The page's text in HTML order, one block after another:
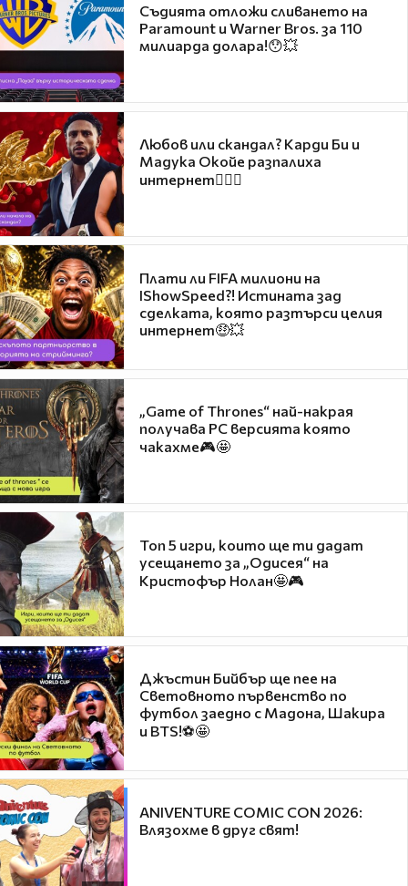
Съдията отложи сливането на
Paramount и Warner Bros. за 110
милиарда долара!😯💥
Любов или скандал? Карди Би и
Мадука Окойе разпалиха
интернет❤️‍🔥🔥
Плати ли FIFA милиони на
IShowSpeed?! Истината зад
сделката, която разтърси целия
интернет🤑💥
„Game of Thrones“ най-накрая
получава PC версията която
чакахме🎮🤩
Топ 5 игри, които ще ти дадат
усещането за „Одисея“ на
Кристофър Нолан🤩🎮
Джъстин Бийбър ще пее на
Световното първенство по
футбол заедно с Мадона, Шакира
и BTS!⚽🤩
ANIVENTURE COMIC CON 2026:
Влязохме в друг свят!